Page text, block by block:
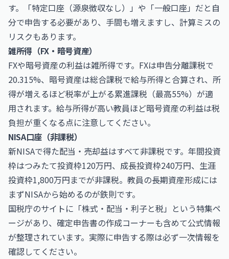
す。「特定口座（源泉徴収なし）」や「一般口座」だと自
分で申告する必要があり、手間も増えますし、計算ミスの
リスクもあります。
雑所得（FX・暗号資産）
FXや暗号資産の利益は雑所得です。FXは申告分離課税で
20.315%、暗号資産は総合課税で給与所得と合算され、所
得が増えるほど税率が上がる累進課税（最高55%）が適
用されます。給与所得が高い教員ほど暗号資産の利益は税
負担が重くなる点に注意してください。
NISA口座（非課税）
新NISAで得た配当・売却益はすべて非課税です。年間投資
枠はつみたて投資枠120万円、成長投資枠240万円、生涯
投資枠1,800万円までが非課税。教員の長期資産形成には
まずNISAから始めるのが鉄則です。
国税庁のサイトに「株式・配当・利子と税 」という特集ペ
ージがあり、確定申告書の作成コーナーも含めて公式情報
が整理されています。実際に申告する際は必ず一次情報を
確認してください。